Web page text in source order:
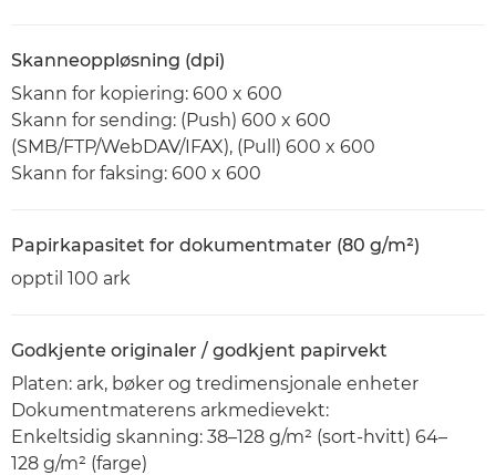
Skanneoppløsning (dpi)
Skann for kopiering: 600 x 600
Skann for sending: (Push) 600 x 600
(SMB/FTP/WebDAV/IFAX), (Pull) 600 x 600
Skann for faksing: 600 x 600
Papirkapasitet for dokumentmater (80 g/m²)
opptil 100 ark
Godkjente originaler / godkjent papirvekt
Platen: ark, bøker og tredimensjonale enheter
Dokumentmaterens arkmedievekt:
Enkeltsidig skanning: 38–128 g/m² (sort-hvitt) 64–
128 g/m² (farge)